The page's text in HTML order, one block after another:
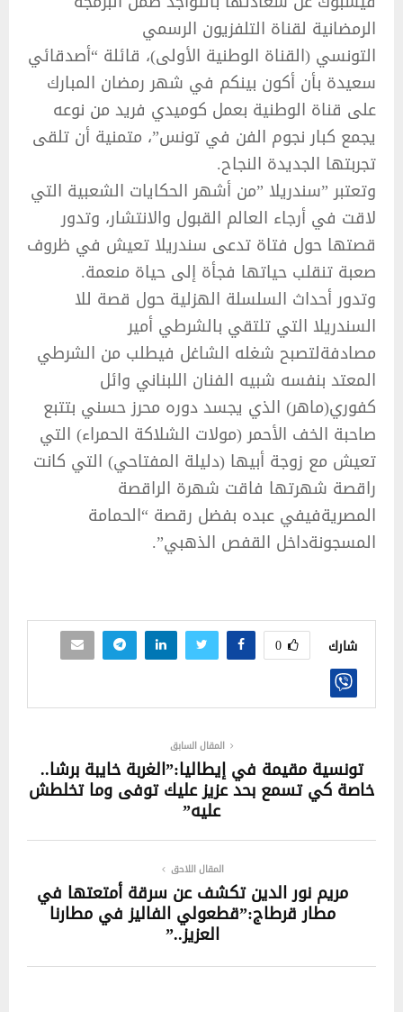
الرمضانية لقناة التلفزيون الرسمي
التونسي (القناة الوطنية الأولى)، قائلة “أصدقائي
سعيدة بأن أكون بينكم في شهر رمضان المبارك
على قناة الوطنية بعمل كوميدي فريد من نوعه
يجمع كبار نجوم الفن في تونس”، متمنية أن تلقى
تجربتها الجديدة النجاح.
وتعتبر ”سندريلا ”من أشهر الحكايات الشعبية التي
لاقت في أرجاء العالم القبول والانتشار، وتدور
قصتها حول فتاة تدعى سندريلا تعيش في ظروف
صعبة تنقلب حياتها فجأة إلى حياة منعمة.
وتدور أحداث السلسلة الهزلية حول قصة للا
السندريلا التي تلتقي بالشرطي أمير
مصادفةلتصبح شغله الشاغل فيطلب من الشرطي
المعتد بنفسه شبيه الفنان اللبناني وائل
كفوري(ماهر) الذي يجسد دوره محرز حسني بتتبع
صاحبة الخف الأحمر (مولات الشلاكة الحمراء) التي
تعيش مع زوجة أبيها (دليلة المفتاحي) التي كانت
راقصة شهرتها فاقت شهرة الراقصة
المصريةفيفي عبده بفضل رقصة “الحمامة
المسجونةداخل القفص الذهبي”.
شارك 0
المقال السابق
تونسية مقيمة في إيطاليا:”الغربة خايبة برشا..
خاصة كي تسمع بحد عزيز عليك توفى وما تخلطش
عليه”
المقال اللاحق
مريم نور الدين تكشف عن سرقة أمتعتها في
مطار قرطاج:”قطعولي الفاليز في مطارنا
العزيز..”